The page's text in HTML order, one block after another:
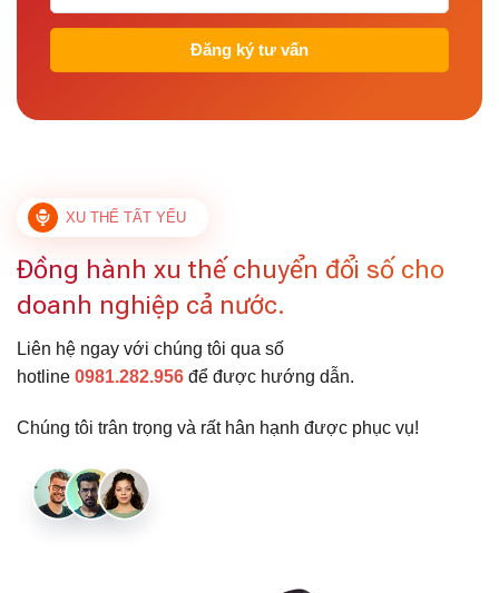
XU THẾ TẤT YẾU
Đồng hành xu thế chuyển đổi số cho
doanh nghiệp cả nước.
Liên hệ ngay với chúng tôi qua số
hotline 0981.282.956 để được hướng dẫn.
Chúng tôi trân trọng và rất hân hạnh được phục vụ!